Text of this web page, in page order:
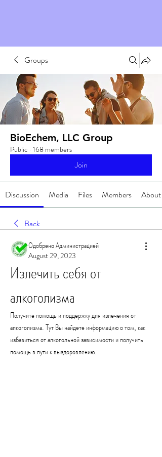
Groups
BioEchem, LLC Group
Public · 168 members
Join
Discussion Media Files Members About
Back
Одобрено Администрацией
August 29, 2023
Излечить себя от
алкоголизма
Получите помощь и поддержку для излечения от
алкоголизма. Тут Вы найдете информацию о том, как
избавиться от алкогольной зависимости и получить
помощь в пути к выздоровлению.